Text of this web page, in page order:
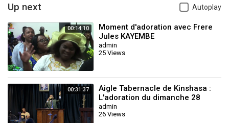
Des nouvelles choses oh !
3
L’œil n’a point vue
L’oreilles n’a point entendu
les choses que
Dieu a préparé pour ceux qu’Il aime oh !
Mais en ce jour, Dieu a manifesté
« Si tu pries », rien ne te serait impossible
Oh nord, relâchez les
Up next Autoplay
00:14:10
Moment d'adoration avec Frere
Jules KAYEMBE
admin
25 Views
00:31:37
Aigle Tabernacle de Kinshasa :
L'adoration du dimanche 28
Septembre 2025 avec le Frère
Seth Mul
admin
26 Views